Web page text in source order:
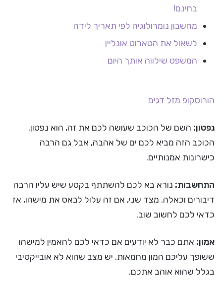
בחינם!
מחשבון נומרולוגיה לפי תאריך לידה
לשאול את הטארוט אונליין
המשפט שילווה אותך היום
הורוסקופ מזל דגים
נפטון: השם של הכוכב שעושה לכם את זה, הוא נפטון.
הכוכב הזה מביא לכם ים של אהבה, אבל גם הרבה
כישרונות אמנותיים.
התחשבות: נורא בא לכם להשתתף בקטע שיש עליו הרבה
דיבורים וכאלה. מצד שני, אם זה עלול לבאס את מישהו, אז
כדאי לכם לחשוב שוב.
אמון: אתם כבר לא יודעים אם כדאי לכם להאמין למישהו
ששופך עליכם המון מחמאות. יש מצב שהוא לא אובייקטיבי
בגלל שהוא אוהב אתכם.